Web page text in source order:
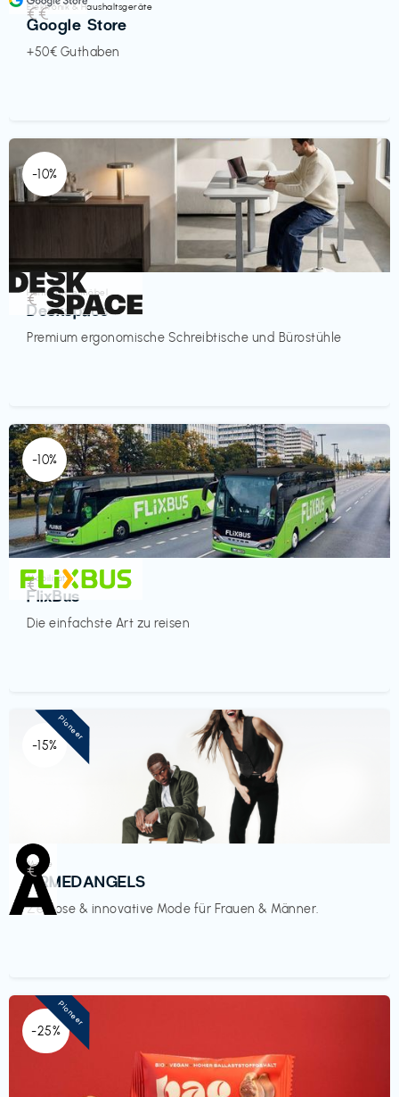
Elektronik & Haushaltsgeräte
Google Store
+50€ Guthaben
€€‎
-10%
Homeoffice Möbel
Deskspace
Premium ergonomische Schreibtische und Bürostühle
€‎
-10%
Mobilität
FlixBus
Die einfachste Art zu reisen
€‎
-15%
Mode
ARMEDANGELS
Zeitlose & innovative Mode für Frauen & Männer.
€‎
Pioneer
-25%
Pioneer